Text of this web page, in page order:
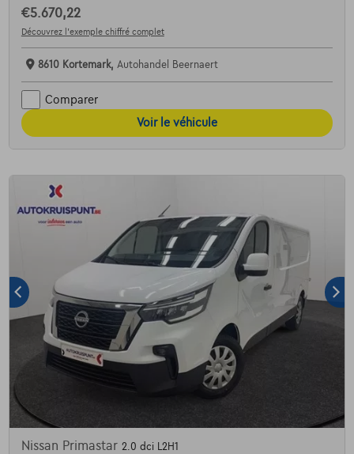
€5.670,22
Découvrez l’exemple chiffré complet
8610 Kortemark, Autohandel Beernaert
Comparer
Voir le véhicule
Nissan Primastar 2.0 dci L2H1